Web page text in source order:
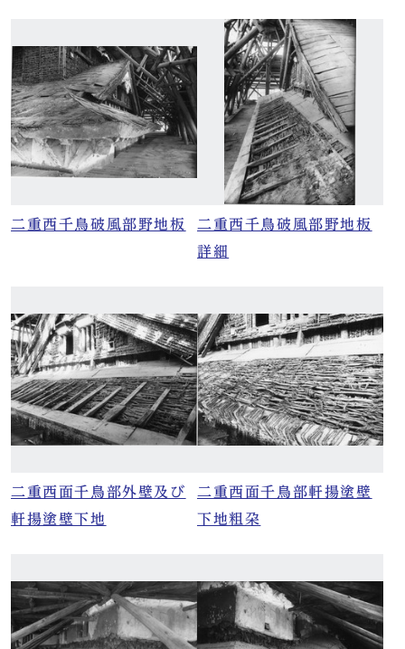
二重西千鳥破風部野地板
二重西千鳥破風部野地板
詳細
二重西面千鳥部外壁及び
軒揚塗壁下地
二重西面千鳥部軒揚塗壁
下地粗朶